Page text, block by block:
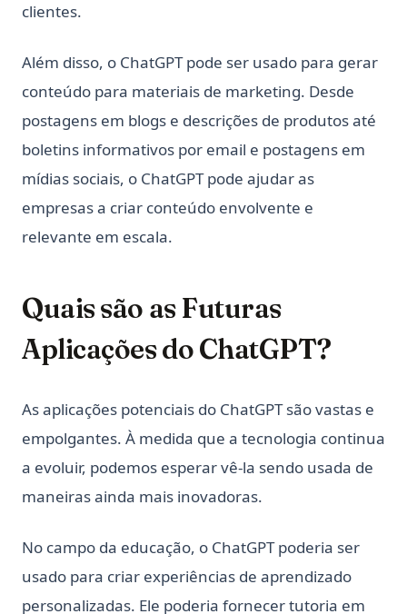
clientes.
Além disso, o ChatGPT pode ser usado para gerar
conteúdo para materiais de marketing. Desde
postagens em blogs e descrições de produtos até
boletins informativos por email e postagens em
mídias sociais, o ChatGPT pode ajudar as
empresas a criar conteúdo envolvente e
relevante em escala.
Quais são as Futuras
Aplicações do ChatGPT?
As aplicações potenciais do ChatGPT são vastas e
empolgantes. À medida que a tecnologia continua
a evoluir, podemos esperar vê-la sendo usada de
maneiras ainda mais inovadoras.
No campo da educação, o ChatGPT poderia ser
usado para criar experiências de aprendizado
personalizadas. Ele poderia fornecer tutoria em